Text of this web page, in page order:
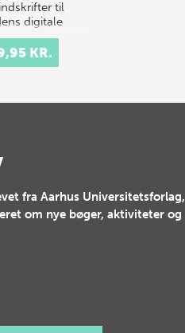
til
digitale
I værkets seks
beretter s…
KR.
fra Aarhus Universitetsforlag,
om nye bøger, aktiviteter og